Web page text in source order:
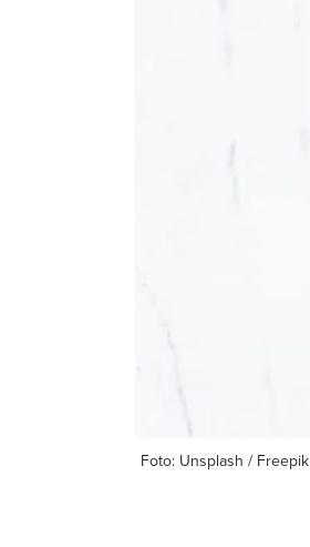
Foto: Unsplash / Freepik